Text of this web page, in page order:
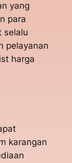
yang
para
selalu
pelayanan
harga
karangan